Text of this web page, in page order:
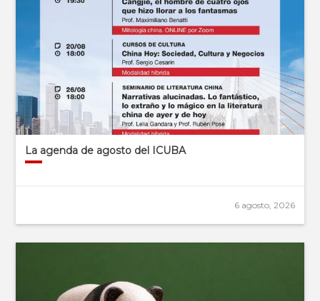
La agenda de agosto del ICUBA
6 agosto, 2026